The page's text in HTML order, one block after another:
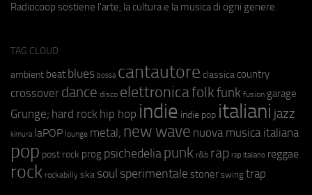
Radiocoop sostiene l'arte, la cultura e la musica di ogni genere.
TAG CLOUD
ambient beat blues bossa cantautore classica country
crossover dance disco elettronicafolkfunk fusion garage
Grunge; hard rock hip hop indie indie pop italiani jazz
kimura laPOP lounge metal; new wave nuova musica italiana
pop post rock prog psichedeliapunk r&b rap rap italiano reggae
rock rockabilly ska soul sperimentale stoner swing trap